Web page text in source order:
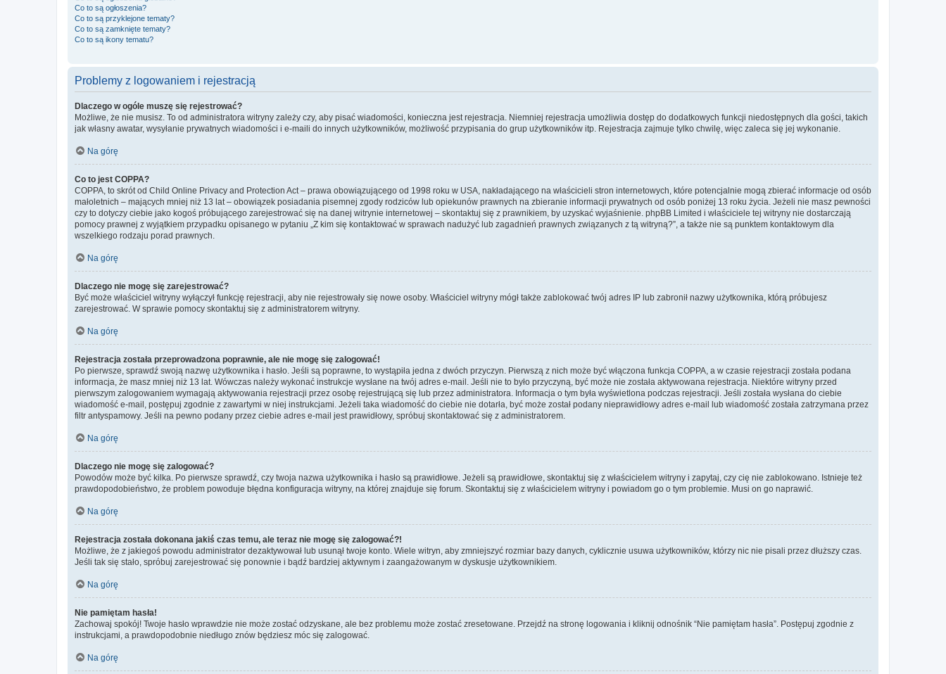
Co to są ogłoszenia?
Co to są przyklejone tematy?
Co to są zamknięte tematy?
Co to są ikony tematu?
Problemy z logowaniem i rejestracją
Dlaczego w ogóle muszę się rejestrować?
Możliwe, że nie musisz. To od administratora witryny zależy czy, aby pisać wiadomości, konieczna jest rejestracja. Niemniej rejestracja umożliwia dostęp do dodatkowych funkcji niedostępnych dla gości, takich
jak własny awatar, wysyłanie prywatnych wiadomości i e-maili do innych użytkowników, możliwość przypisania do grup użytkowników itp. Rejestracja zajmuje tylko chwilę, więc zaleca się jej wykonanie.
Na górę
Co to jest COPPA?
COPPA, to skrót od Child Online Privacy and Protection Act – prawa obowiązującego od 1998 roku w USA, nakładającego na właścicieli stron internetowych, które potencjalnie mogą zbierać informacje od osób
małoletnich – mających mniej niż 13 lat – obowiązek posiadania pisemnej zgody rodziców lub opiekunów prawnych na zbieranie informacji prywatnych od osób poniżej 13 roku życia. Jeżeli nie masz pewności
czy to dotyczy ciebie jako kogoś próbującego zarejestrować się na danej witrynie internetowej – skontaktuj się z prawnikiem, by uzyskać wyjaśnienie. phpBB Limited i właściciele tej witryny nie dostarczają
pomocy prawnej z wyjątkiem przypadku opisanego w pytaniu „Z kim się kontaktować w sprawach nadużyć lub zagadnień prawnych związanych z tą witryną?”, a także nie są punktem kontaktowym dla
wszelkiego rodzaju porad prawnych.
Na górę
Dlaczego nie mogę się zarejestrować?
Być może właściciel witryny wyłączył funkcję rejestracji, aby nie rejestrowały się nowe osoby. Właściciel witryny mógł także zablokować twój adres IP lub zabronił nazwy użytkownika, którą próbujesz
zarejestrować. W sprawie pomocy skontaktuj się z administratorem witryny.
Na górę
Rejestracja została przeprowadzona poprawnie, ale nie mogę się zalogować!
Po pierwsze, sprawdź swoją nazwę użytkownika i hasło. Jeśli są poprawne, to wystąpiła jedna z dwóch przyczyn. Pierwszą z nich może być włączona funkcja COPPA, a w czasie rejestracji została podana
informacja, że masz mniej niż 13 lat. Wówczas należy wykonać instrukcje wysłane na twój adres e-mail. Jeśli nie to było przyczyną, być może nie została aktywowana rejestracja. Niektóre witryny przed
pierwszym zalogowaniem wymagają aktywowania rejestracji przez osobę rejestrującą się lub przez administratora. Informacja o tym była wyświetlona podczas rejestracji. Jeśli została wysłana do ciebie
wiadomość e-mail, postępuj zgodnie z zawartymi w niej instrukcjami. Jeżeli taka wiadomość do ciebie nie dotarła, być może został podany nieprawidłowy adres e-mail lub wiadomość została zatrzymana przez
filtr antyspamowy. Jeśli na pewno podany przez ciebie adres e-mail jest prawidłowy, spróbuj skontaktować się z administratorem.
Na górę
Dlaczego nie mogę się zalogować?
Powodów może być kilka. Po pierwsze sprawdź, czy twoja nazwa użytkownika i hasło są prawidłowe. Jeżeli są prawidłowe, skontaktuj się z właścicielem witryny i zapytaj, czy cię nie zablokowano. Istnieje też
prawdopodobieństwo, że problem powoduje błędna konfiguracja witryny, na której znajduje się forum. Skontaktuj się z właścicielem witryny i powiadom go o tym problemie. Musi on go naprawić.
Na górę
Rejestracja została dokonana jakiś czas temu, ale teraz nie mogę się zalogować?!
Możliwe, że z jakiegoś powodu administrator dezaktywował lub usunął twoje konto. Wiele witryn, aby zmniejszyć rozmiar bazy danych, cyklicznie usuwa użytkowników, którzy nic nie pisali przez dłuższy czas.
Jeśli tak się stało, spróbuj zarejestrować się ponownie i bądź bardziej aktywnym i zaangażowanym w dyskusje użytkownikiem.
Na górę
Nie pamiętam hasła!
Zachowaj spokój! Twoje hasło wprawdzie nie może zostać odzyskane, ale bez problemu może zostać zresetowane. Przejdź na stronę logowania i kliknij odnośnik “Nie pamiętam hasła”. Postępuj zgodnie z
instrukcjami, a prawdopodobnie niedługo znów będziesz móc się zalogować.
Na górę